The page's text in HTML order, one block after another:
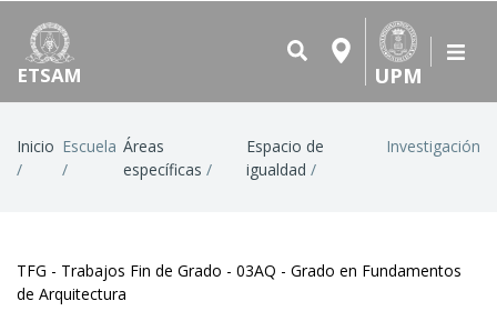
ETSAM UPM
Ruta
de
Inicio Escuela Áreas
específicas
Espacio de
igualdad
Investigación
TFG - Trabajos Fin de Grado - 03AQ - Grado en Fundamentos
de Arquitectura